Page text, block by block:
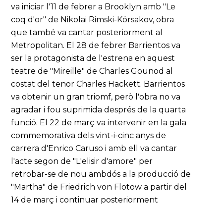
va iniciar l'11 de febrer a Brooklyn amb "Le
coq d'or" de Nikolai Rimski-Kórsakov, obra
que també va cantar posteriorment al
Metropolitan. El 28 de febrer Barrientos va
ser la protagonista de l'estrena en aquest
teatre de "Mireille" de Charles Gounod al
costat del tenor Charles Hackett. Barrientos
va obtenir un gran triomf, però l'obra no va
agradar i fou suprimida després de la quarta
funció. El 22 de març va intervenir en la gala
commemorativa dels vint-i-cinc anys de
carrera d'Enrico Caruso i amb ell va cantar
l'acte segon de "L'elisir d'amore" per
retrobar-se de nou ambdós a la producció de
"Martha" de Friedrich von Flotow a partir del
14 de març i continuar posteriorment